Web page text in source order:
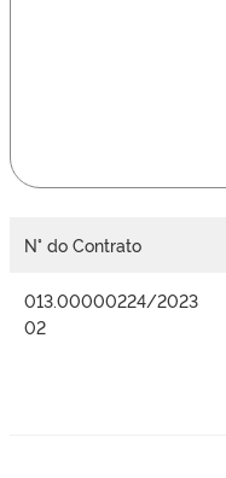
N° do Contrato
013.00000224/2023
02